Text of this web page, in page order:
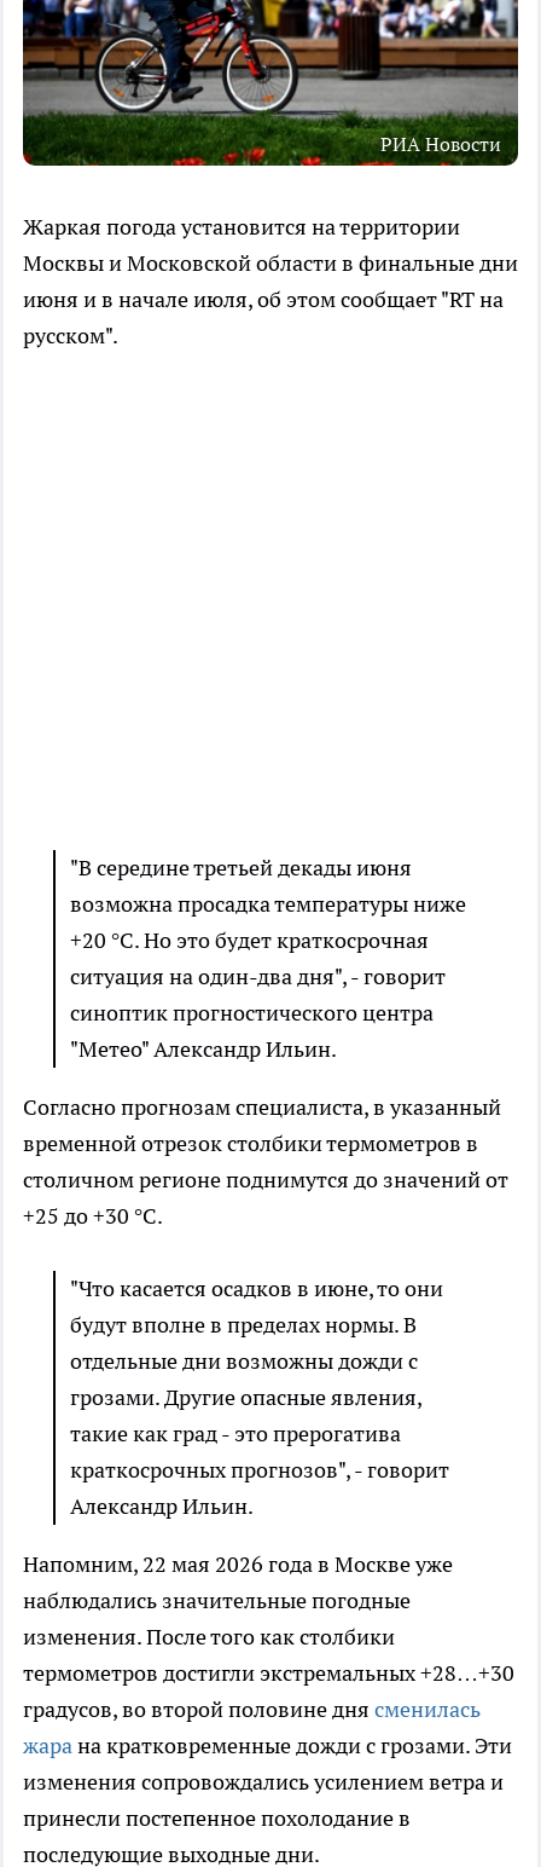
РИА Новости
Жаркая погода установится на территории
Москвы и Московской области в финальные дни
июня и в начале июля, об этом сообщает "RT на
русском".
"В середине третьей декады июня
возможна просадка температуры ниже
+20 °C. Но это будет краткосрочная
ситуация на один-два дня", - говорит
синоптик прогностического центра
"Метео" Александр Ильин.
Согласно прогнозам специалиста, в указанный
временной отрезок столбики термометров в
столичном регионе поднимутся до значений от
+25 до +30 °C.
"Что касается осадков в июне, то они
будут вполне в пределах нормы. В
отдельные дни возможны дожди с
грозами. Другие опасные явления,
такие как град - это прерогатива
краткосрочных прогнозов", - говорит
Александр Ильин.
Напомним, 22 мая 2026 года в Москве уже
наблюдались значительные погодные
изменения. После того как столбики
термометров достигли экстремальных +28…+30
градусов, во второй половине дня сменилась
жарана кратковременные дожди с грозами. Эти
изменения сопровождались усилением ветра и
принесли постепенное похолодание в
последующие выходные дни.